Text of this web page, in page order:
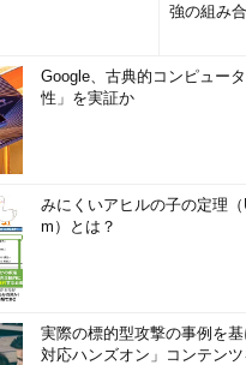
強の組み
Google、古典的コンピュー
性」を実証か
みにくいアヒルの子の定理
m）とは？
実際の標的型攻撃の事例を
対応ハンズオン」コンテン